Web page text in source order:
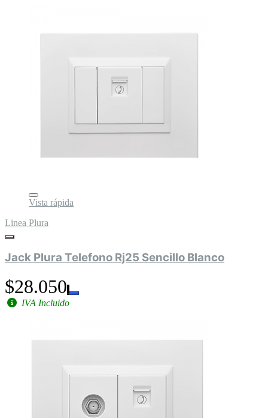
Vista rápida
Linea Plura
Jack Plura Telefono Rj25 Sencillo Blanco
$28.050
IVA Incluido